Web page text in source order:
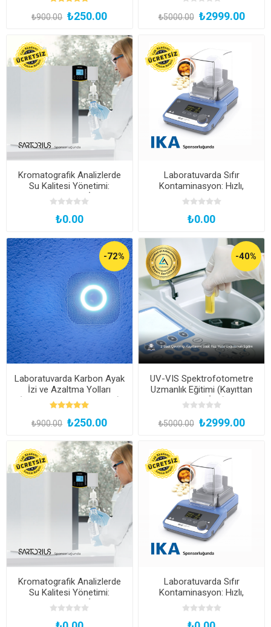
₺900.00 ₺250.00 ₺5000.00 ₺2999.00
Kromatografik Analizlerde
Su Kalitesi Yönetimi:
Güvenilir Sonuçlar İçin Kritik
Adımlar
₺0.00
Laboratuvarda Sıfır
Kontaminasyon: Hızlı,
Güvenli ve Verimli Numune
Öğütme Teknikleri
₺0.00
-72%
Laboratuvarda Karbon Ayak
İzi ve Azaltma Yolları
(Çevrimiçi ve Canlı Eğitim)
₺900.00 ₺250.00
-40%
UV-VIS Spektrofotometre
Uzmanlık Eğitimi (Kayıttan
Hemen İzle)
₺5000.00 ₺2999.00
Kromatografik Analizlerde
Su Kalitesi Yönetimi:
Güvenilir Sonuçlar İçin Kritik
Adımlar
Laboratuvarda Sıfır
Kontaminasyon: Hızlı,
Güvenli ve Verimli Numune
Öğütme Teknikleri